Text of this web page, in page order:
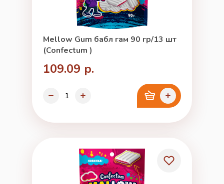
Mellow Gum бабл гам 90 гр/13 шт
(Confectum )
109.09 р.